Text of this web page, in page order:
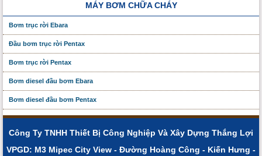
MÁY BƠM CHỮA CHÁY
Bơm trục rời Ebara
Đầu bơm trục rời Pentax
Bơm trục rời Pentax
Bơm diesel đầu bơm Ebara
Bơm diesel đầu bơm Pentax
Công Ty TNHH Thiết Bị Công Nghiệp Và Xây Dựng Thắng Lợi
VPGD: M3 Mipec City View - Đường Hoàng Công - Kiến Hưng -